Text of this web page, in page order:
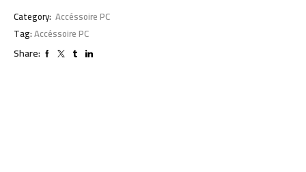
Category: Accéssoire PC
Tag:Accéssoire PC
Share: